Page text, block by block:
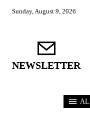
Sunday, August 9, 2026
NEWSLETTER